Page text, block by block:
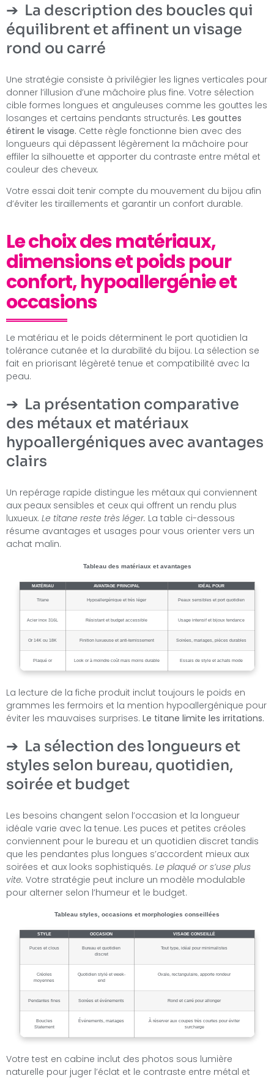
La description des boucles qui
équilibrent et affinent un visage
rond ou carré
Une stratégie consiste à privilégier les lignes verticales pour
donner l’illusion d’une mâchoire plus fine. Votre sélection
cible formes longues et anguleuses comme les gouttes les
losanges et certains pendants structurés. Les gouttes
étirent le visage. Cette règle fonctionne bien avec des
longueurs qui dépassent légèrement la mâchoire pour
effiler la silhouette et apporter du contraste entre métal et
couleur des cheveux.
Votre essai doit tenir compte du mouvement du bijou afin
d’éviter les tiraillements et garantir un confort durable.
Le choix des matériaux,
dimensions et poids pour
confort, hypoallergénie et
occasions
Le matériau et le poids déterminent le port quotidien la
tolérance cutanée et la durabilité du bijou. La sélection se
fait en priorisant légèreté tenue et compatibilité avec la
peau.
La présentation comparative
des métaux et matériaux
hypoallergéniques avec avantages
clairs
Un repérage rapide distingue les métaux qui conviennent
aux peaux sensibles et ceux qui offrent un rendu plus
luxueux. Le titane reste très léger. La table ci-dessous
résume avantages et usages pour vous orienter vers un
achat malin.
Tableau des matériaux et avantages
MATÉRIAU AVANTAGE PRINCIPAL IDÉAL POUR
Titane Hypoallergénique et très léger Peaux sensibles et port quotidien
Acier inox 316L Résistant et budget accessible Usage intensif et bijoux tendance
Or 14K ou 18K Finition luxueuse et anti-ternissement Soirées, mariages, pièces durables
Plaqué or Look or à moindre coût mais moins durable Essais de style et achats mode
La lecture de la fiche produit inclut toujours le poids en
grammes les fermoirs et la mention hypoallergénique pour
éviter les mauvaises surprises. Le titane limite les irritations.
La sélection des longueurs et
styles selon bureau, quotidien,
soirée et budget
Les besoins changent selon l’occasion et la longueur
idéale varie avec la tenue. Les puces et petites créoles
conviennent pour le bureau et un quotidien discret tandis
que les pendantes plus longues s’accordent mieux aux
soirées et aux looks sophistiqués. Le plaqué or s’use plus
vite. Votre stratégie peut inclure un modèle modulable
pour alterner selon l’humeur et le budget.
Tableau styles, occasions et morphologies conseillées
STYLE OCCASION VISAGE CONSEILLÉ
Puces et clous
Bureau et quotidien
discret
Tout type, idéal pour minimalistes
Créoles
moyennes
Quotidien stylé et week-
end
Ovale, rectangulaire, apporte rondeur
Pendantes fines Soirées et événements Rond et carré pour allonger
Boucles
Statement
Événements, mariages
À réserver aux coupes très courtes pour éviter
surcharge
Votre test en cabine inclut des photos sous lumière
naturelle pour juger l’éclat et le contraste entre métal et